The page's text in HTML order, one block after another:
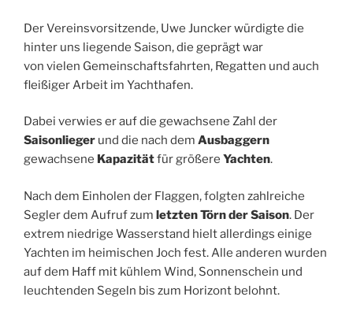
Der Vereinsvorsitzende, Uwe Juncker würdigte die
hinter uns liegende Saison, die geprägt war
von vielen Gemeinschaftsfahrten, Regatten und auch
fleißiger Arbeit im Yachthafen.
Dabei verwies er auf die gewachsene Zahl der
Saisonlieger und die nach dem Ausbaggern
gewachsene Kapazitätfür größere Yachten.
Nach dem Einholen der Flaggen, folgten zahlreiche
Segler dem Aufruf zum letzten Törn der Saison. Der
extrem niedrige Wasserstand hielt allerdings einige
Yachten im heimischen Joch fest. Alle anderen wurden
auf dem Haff mit kühlem Wind, Sonnenschein und
leuchtenden Segeln bis zum Horizont belohnt.